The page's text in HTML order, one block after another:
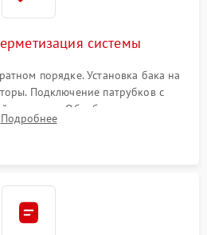
системы
порядке. Установка бака на
Подключение патрубков с
хомутами. Обработка стыков
возможных протечек воды.
Подробнее